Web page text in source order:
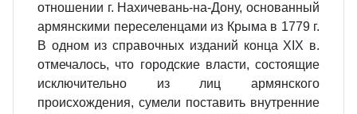
отношении г. Нахичевань-на-Дону, основанный
армянскими переселенцами из Крыма в 1779 г.
В одном из справочных изданий конца XIX в.
отмечалось, что городские власти, состоящие
исключительно из лиц армянского
происхождения, сумели поставить внутренние